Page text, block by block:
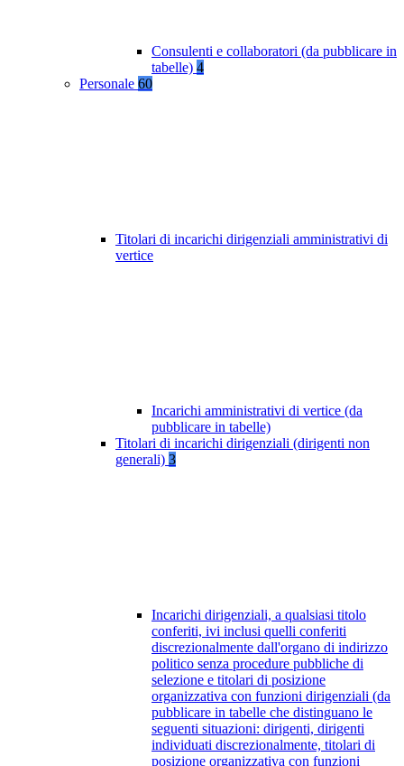
Consulenti e collaboratori (da pubblicare in
tabelle) 4
Personale 60
Titolari di incarichi dirigenziali amministrativi di
vertice
Incarichi amministrativi di vertice (da
pubblicare in tabelle)
Titolari di incarichi dirigenziali (dirigenti non
generali) 3
Incarichi dirigenziali, a qualsiasi titolo
conferiti, ivi inclusi quelli conferiti
discrezionalmente dall'organo di indirizzo
politico senza procedure pubbliche di
selezione e titolari di posizione
organizzativa con funzioni dirigenziali (da
pubblicare in tabelle che distinguano le
seguenti situazioni: dirigenti, dirigenti
individuati discrezionalmente, titolari di
posizione organizzativa con funzioni